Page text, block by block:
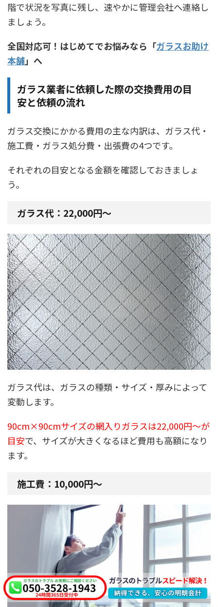
階で状況を写真に残し、速やかに管理会社へ連絡し
ましょう。
全国対応可！はじめてでお悩みなら「ガラスお助け
本舗」へ
ガラス業者に依頼した際の交換費用の目
安と依頼の流れ
ガラス交換にかかる費用の主な内訳は、ガラス代・
施工費・ガラス処分費・出張費の4つです。
それぞれの目安となる金額を確認しておきましょ
う。
ガラス代：22,000円〜
ガラス代は、ガラスの種類・サイズ・厚みによって
変動します。
90cm×90cmサイズの網入りガラスは22,000円〜が
目安で、サイズが大きくなるほど費用も高額になり
ます。
施工費：10,000円〜